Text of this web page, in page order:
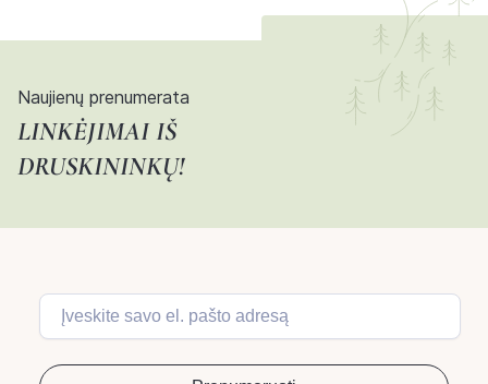
Naujienų prenumerata
LINKĖJIMAI IŠ
DRUSKININKŲ!